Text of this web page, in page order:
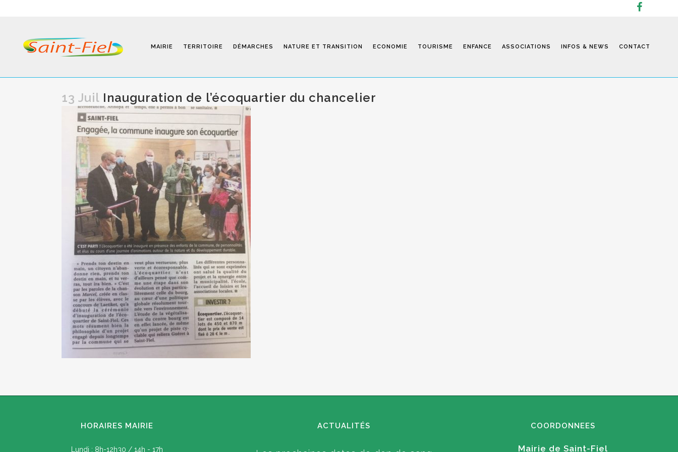
MAIRIE TERRITOIRE DÉMARCHES NATURE ET TRANSITION ECONOMIE TOURISME ENFANCE
Programmes
Modalités D’inscription
Séjours
ASSOCIATIONS INFOS & NEWS CONTACT
13 Juil Inauguration de l’écoquartier du chancelier
HORAIRES MAIRIE
Lundi : 8h-12h30 / 14h - 17h
ACTUALITÉS COORDONNEES
Mairie de Saint-Fiel